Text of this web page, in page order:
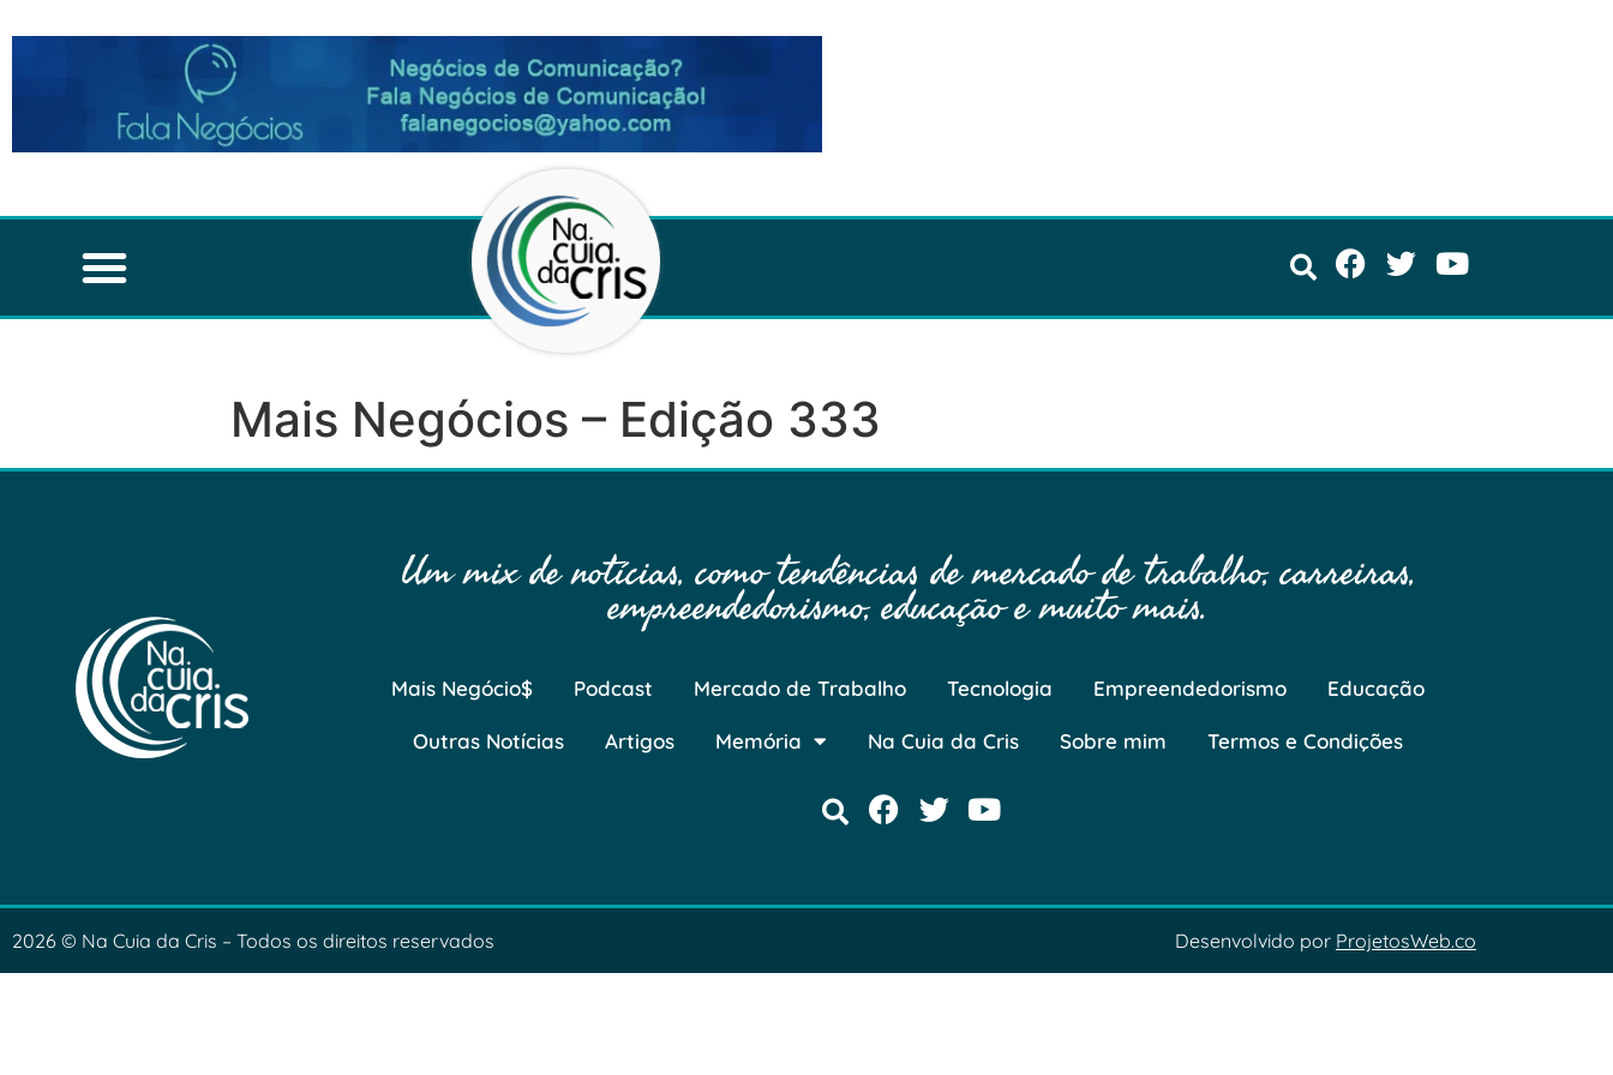
Mais Negócios – Edição 333
Um mix de notícias, como tendências de mercado de trabalho, carreiras,
empreendedorismo, educação e muito mais.
Mais Negócio$ Podcast Mercado de Trabalho Tecnologia Empreendedorismo Educação
Outras Notícias Artigos Memória Na Cuia da Cris Sobre mim Termos e Condições
2026 © Na Cuia da Cris – Todos os direitos reservados Desenvolvido por ProjetosWeb.co